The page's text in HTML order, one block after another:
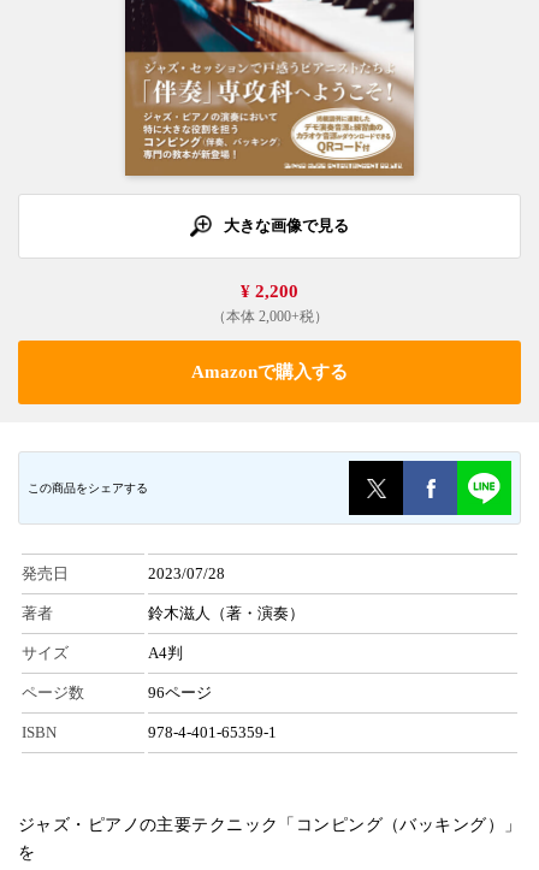
大きな画像で見る
¥ 2,200
（本体 2,000+税）
Amazonで購入する
この商品をシェアする
発売日 2023/07/28
著者 鈴木滋人（著・演奏）
サイズ A4判
ページ数 96ページ
ISBN 978-4-401-65359-1
ジャズ・ピアノの主要テクニック「コンピング（バッキング）」
を